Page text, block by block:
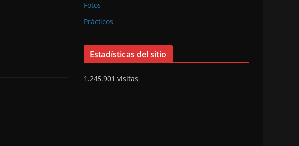
Fotos
Prácticos
Estadísticas del sitio
1.245.901 visitas